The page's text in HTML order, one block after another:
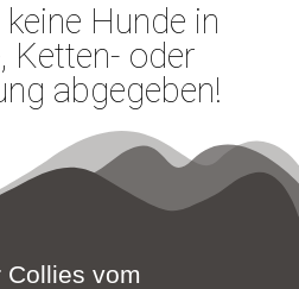
Hunde in
Ketten- oder
abgegeben!
Collies vom